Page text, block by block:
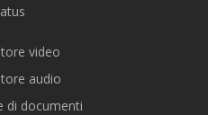
video
audio
di documenti